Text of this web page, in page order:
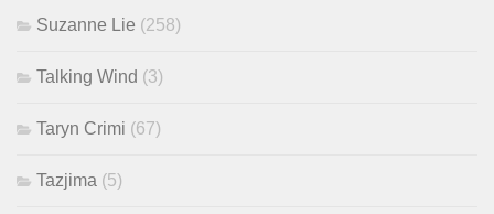
Suzanne Lie (258)
Talking Wind (3)
Taryn Crimi (67)
Tazjima (5)